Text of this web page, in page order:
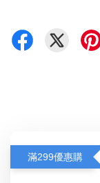
滿299優惠購